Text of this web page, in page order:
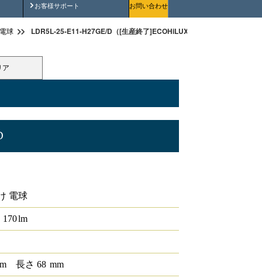
お客様サポート
安全にご使用いただくためにお問い合わせ
球 LDR5L-25-E11-H27GE/D（[生産終了]ECOHiLUX Pro LEDランプ ハロ
ア
電球
lm
長さ68 mm